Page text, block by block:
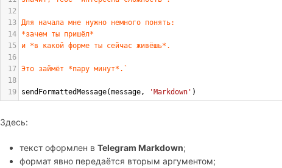
12
13 Для начала мне нужно немного понять:
14
*зачем ты пришёл*
15
и *в какой форме ты сейчас живёшь*.
16
17 Это займёт *пару минут*.`
18
19
sendFormattedMessage(message, 'Markdown' )
Здесь:
текст оформлен в Telegram Markdown;
формат явно передаётся вторым аргументом;